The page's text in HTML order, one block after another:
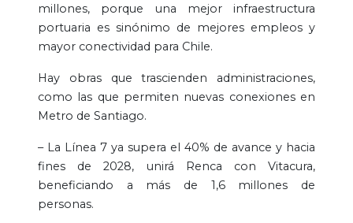
millones, porque una mejor infraestructura
portuaria es sinónimo de mejores empleos y
mayor conectividad para Chile.
Hay obras que trascienden administraciones,
como las que permiten nuevas conexiones en
Metro de Santiago.
– La Línea 7 ya supera el 40% de avance y hacia
fines de 2028, unirá Renca con Vitacura,
beneficiando a más de 1,6 millones de
personas.